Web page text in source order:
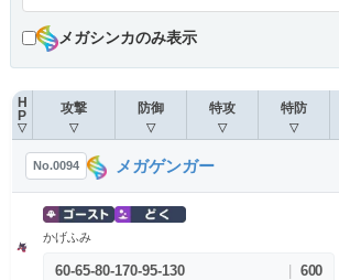
メガシンカのみ表示
H
P
▽
攻撃
▽
防御
▽
特攻
▽
特防
▽
No.0094 メガゲンガー
かげふみ
60-65-80-170-95-130 600